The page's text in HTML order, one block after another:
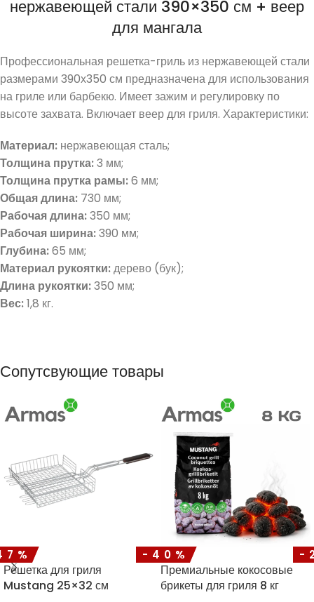
нержавеющей стали 390×350 см + веер
для мангала
Профессиональная решетка-гриль из нержавеющей стали
размерами 390х350 см предназначена для использования
на гриле или барбекю. Имеет зажим и регулировку по
высоте захвата. Включает веер для гриля. Характеристики:
Материал: нержавеющая сталь;
Толщина прутка:3 мм;
Толщина прутка рамы:6 мм;
Общая длина: 730 мм;
Рабочая длина:350 мм;
Рабочая ширина:390 мм;
Глубина:65 мм;
Материал рукоятки:дерево (бук);
Длина рукоятки:350 мм;
Вес:1,8 кг.
Сопутсвующие товары
Решетка для гриля
Mustang 25×32 см
-40%
Премиальные кокосовые
брикеты для гриля 8 кг
-